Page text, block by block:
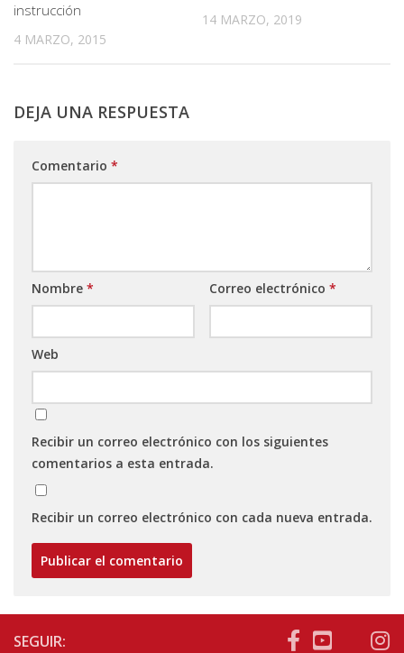
instrucción
4 MARZO, 2015
14 MARZO, 2019
DEJA UNA RESPUESTA
Comentario *
Nombre * Correo electrónico *
Web
Recibir un correo electrónico con los siguientes
comentarios a esta entrada.
Recibir un correo electrónico con cada nueva entrada.
SEGUIR: